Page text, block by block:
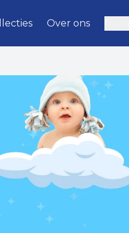
Over ons